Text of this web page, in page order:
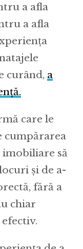
a afla
a afla
curând, a
care le
cumpărarea
să
și de a-
fără a
chiar